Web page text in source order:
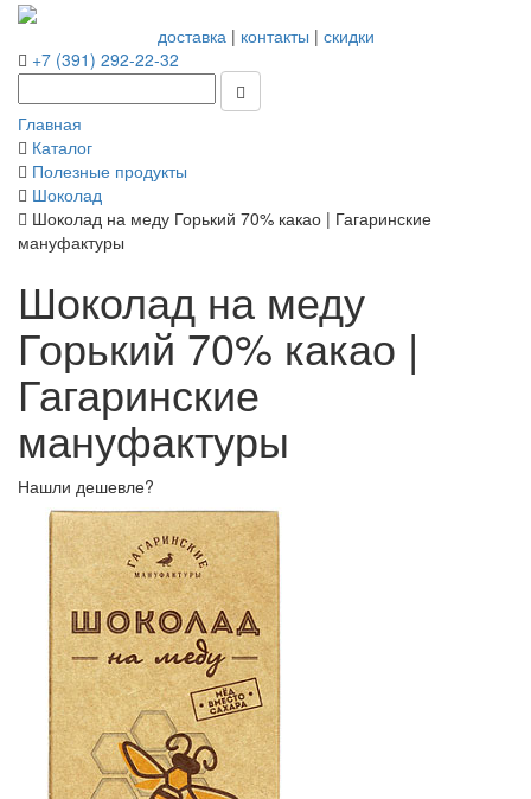
доставка| контакты | скидки
+7 (391) 292-22-32
Главная
Каталог
Полезные продукты
Шоколад
Шоколад на меду Горький 70% какао | Гагаринские
мануфактуры
Шоколад на меду
Горький 70% какао |
Гагаринские
мануфактуры
Нашли дешевле?